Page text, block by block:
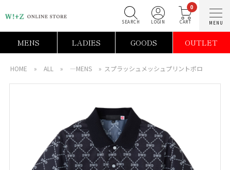
0
MENS LADIES GOODS OUTLET
HOME » ALL » ―MENS » スプラッシュメッシュプリントポロ